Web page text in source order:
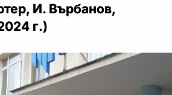
И. Върбанов,
г.)